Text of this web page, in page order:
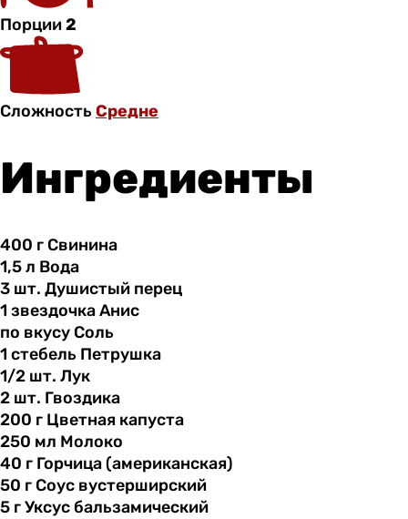
Порции2
Сложность Средне
Ингредиенты
400 г Свинина
1,5 л Вода
3 шт. Душистый перец
1 звездочкаАнис
по вкусу Соль
1 стебель Петрушка
1/2 шт. Лук
2 шт. Гвоздика
200 г Цветная капуста
250 мл Молоко
40 г Горчица(американская)
50 г Соус вустерширский
5 гУксус бальзамический